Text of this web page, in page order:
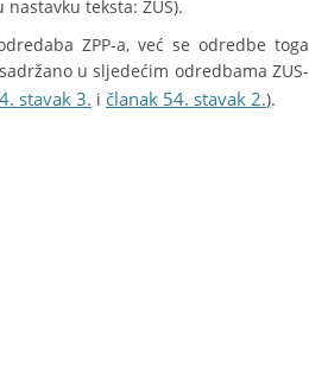
teksta: ZUS).
ZPP-a, već se odredbe toga
u sljedećim odredbama ZUS-
stavak 3. i članak 54. stavak 2.).